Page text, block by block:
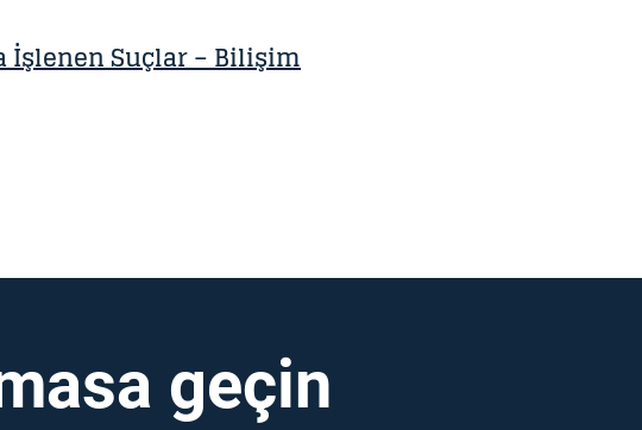
İşlenen Suçlar – Bilişim
geçin